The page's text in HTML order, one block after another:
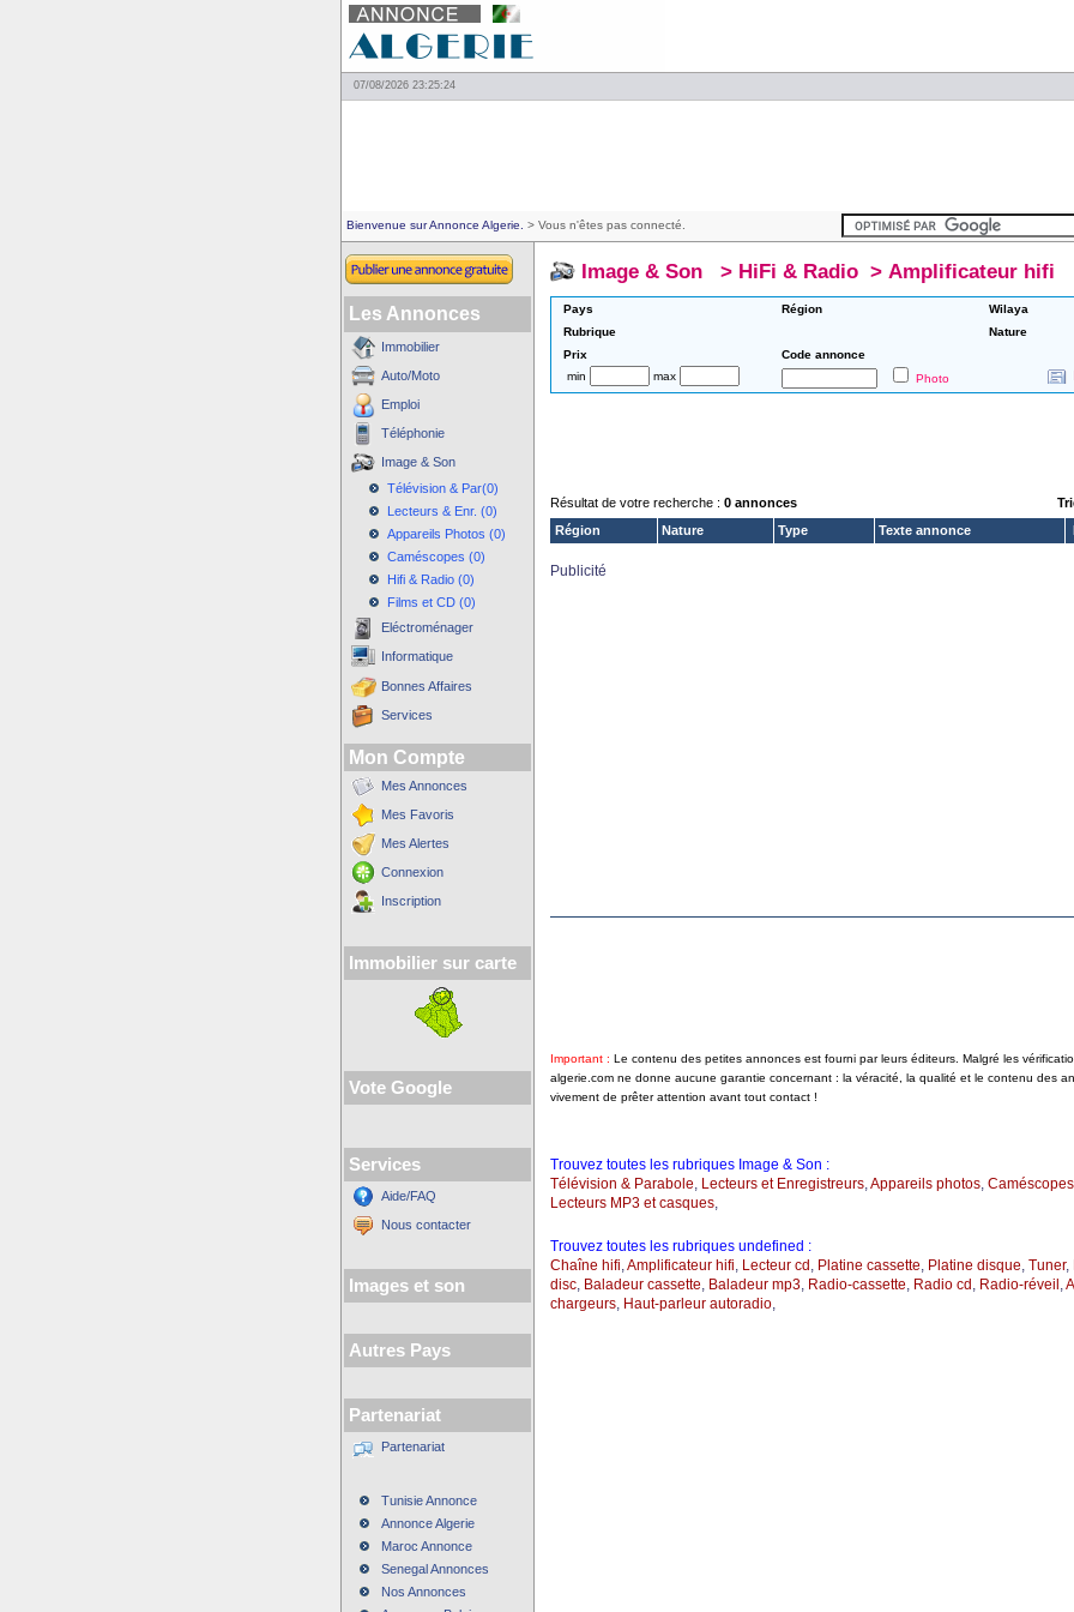
07/08/2026 23:25:24
Bienvenue sur Annonce Algerie. > Vous n'êtes pas connecté.
Les Annonces
Immobilier
Auto/Moto
Emploi
Téléphonie
Image & Son
Télévision & Par(0)
Lecteurs & Enr. (0)
Appareils Photos (0)
Caméscopes (0)
Hifi & Radio (0)
Films et CD (0)
Eléctroménager
Informatique
Bonnes Affaires
Services
Mon Compte
Mes Annonces
Mes Favoris
Mes Alertes
Connexion
Inscription
Immobilier sur carte
Vote Google
Services
Aide/FAQ
Nous contacter
Images et son
Autres Pays
Partenariat
Partenariat
Tunisie Annonce
Annonce Algerie
Maroc Annonce
Senegal Annonces
Nos Annonces
Image & Son > HiFi & Radio> Amplificateur hifi
Pays Région Wilaya
Rubrique
Nature
Prix
Code annonce
min
max Photo
Résultat de votre recherche : 0 annonces
Région
Nature Type Texte annonce
Publicité
Important : Le contenu des petites annonces est fourni par leurs éditeurs. Malgré les
algerie.com ne donne aucune garantie concernant : la véracité, la qualité et le contenu des
vivement de prêter attention avant tout contact !
Trouvez toutes les rubriques Image & Son :
Télévision & Parabole, Lecteurs et Enregistreurs,Appareils photos, Caméscopes
Lecteurs MP3 et casques,
Trouvez toutes les rubriques undefined :
Chaîne hifi,Amplificateur hifi, Lecteur cd , Platine cassette, Platine disque, Tuner,
disc, Baladeur cassette, Baladeur mp3, Radio-cassette, Radio cd , Radio-réveil ,
chargeurs, Haut-parleur autoradio,